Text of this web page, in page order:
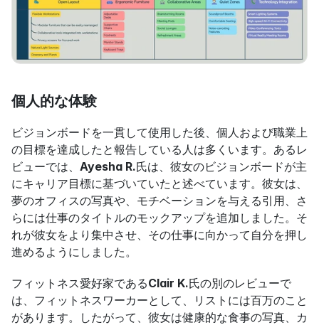
個人的な体験
ビジョンボードを一貫して使用した後、個人および職業上
の目標を達成したと報告している人は多くいます。あるレ
ビューでは、 Ayesha R.氏は、彼女のビジョンボードが主
にキャリア目標に基づいていたと述べています。彼女は、
夢のオフィスの写真や、モチベーションを与える引用、さ
らには仕事のタイトルのモックアップを追加しました。そ
れが彼女をより集中させ、その仕事に向かって自分を押し
進めるようにしました。
フィットネス愛好家であるClair K.氏の別のレビューで
は、フィットネスワーカーとして、リストには百万のこと
があります。したがって、彼女は健康的な食事の写真、カ